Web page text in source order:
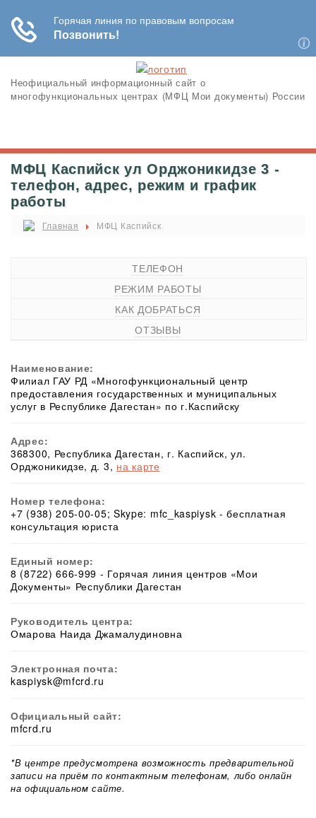
Неофициальный информационный сайт о
многофункциональных центрах (МФЦ Мои документы) России
МФЦ Каспийск ул Орджоникидзе 3 -
телефон, адрес, режим и график
работы
Главная МФЦ Каспийск
ТЕЛЕФОН
РЕЖИМ РАБОТЫ
КАК ДОБРАТЬСЯ
ОТЗЫВЫ
Наименование:
Филиал ГАУ РД «Многофункциональный центр
предоставления государственных и муниципальных
услуг в Республике Дагестан» по г.Каспийску
Адрес:
368300, Республика Дагестан, г. Каспийск, ул.
Орджоникидзе, д. 3, на карте
Номер телефона:
+7 (938) 205-00-05; Skype: mfc_kaspiysk - бесплатная
консультация юриста
Единый номер:
8 (8722) 666-999 - Горячая линия центров «Мои
Документы» Республики Дагестан
Руководитель центра:
Омарова Наида Джамалудиновна
Электронная почта:
kaspiysk@mfcrd.ru
Официальный сайт:
mfcrd.ru
*В центре предусмотрена возможность предварительной
записи на приём по контактным телефонам, либо онлайн
на официальном сайте.